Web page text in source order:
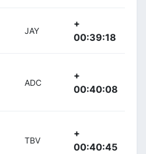
JAY
+
00:39:18
ADC
+
00:40:08
TBV
+
00:40:45